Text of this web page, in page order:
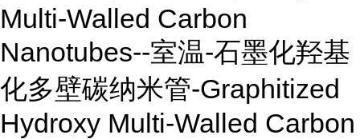
Multi-Walled Carbon
Nanotubes--室温-石墨化羟基
化多壁碳纳米管-Graphitized
Hydroxy Multi-Walled Carbon